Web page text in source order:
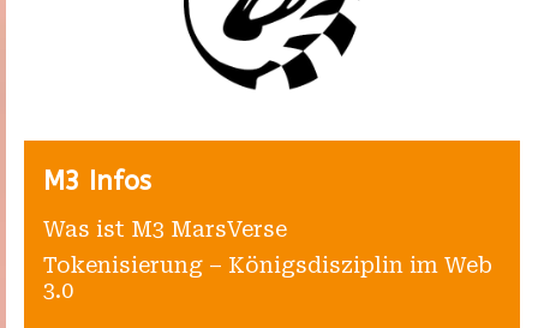
M3 Infos
Was ist M3 MarsVerse
Tokenisierung – Königsdisziplin im Web
3.0